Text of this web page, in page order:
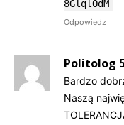
8GlqlOdM
Odpowiedz
Politolog
Bardzo
Naszą